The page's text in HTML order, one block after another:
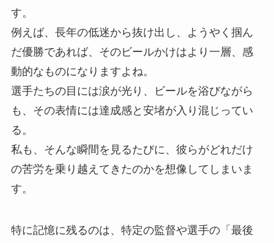
す。
例えば、長年の低迷から抜け出し、ようやく掴ん
だ優勝であれば、そのビールかけはより一層、感
動的なものになりますよね。
選手たちの目には涙が光り、ビールを浴びながら
も、その表情には達成感と安堵が入り混じってい
る。
私も、そんな瞬間を見るたびに、彼らがどれだけ
の苦労を乗り越えてきたのかを想像してしまいま
す。
特に記憶に残るのは、特定の監督や選手の「最後